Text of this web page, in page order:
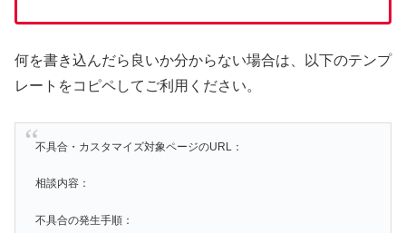
何を書き込んだら良いか分からない場合は、以下のテンプ
レートをコピペしてご利用ください。
不具合・カスタマイズ対象ページのURL：
相談内容：
不具合の発生手順：